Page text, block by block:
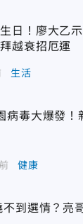
日！廖大乙
越衰招厄運
生活
病毒大爆發！
健康
不到選情？亮